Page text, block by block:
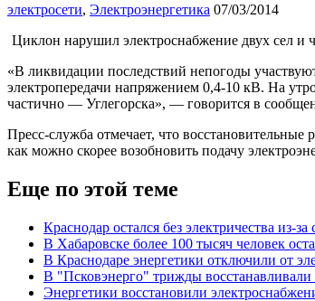
электросети, Электроэнергетика 07/03/2014
Циклон нарушил электроснабжение двух сел и
«В ликвидации последствий непогоды
электропередачи напряжением 0,4-10 кВ. На
частично — Углегорска», — говорится в
Пресс-служба отмечает, что
как можно скорее возобновить подачу
Еще по этой теме
Краснодар остался без электричества из-за
В Хабаровске более 100 тысяч человек
В Краснодаре энергетики отключили от
В "Псковэнерго" трижды восстанавливали
Энергетики восстановили